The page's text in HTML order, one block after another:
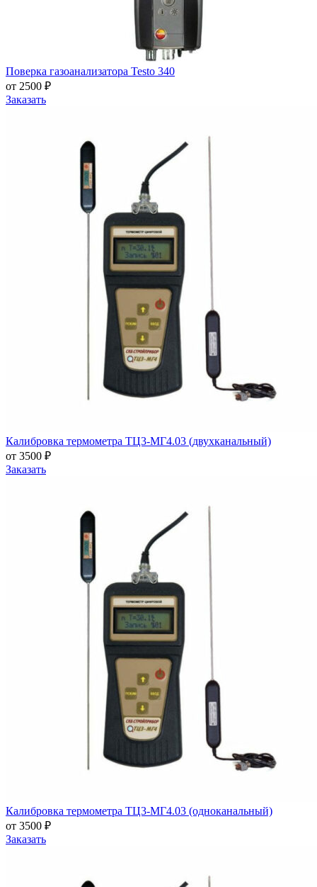
Поверка газоанализатора Testo 340
от 2500 ₽
Заказать
Калибровка термометра ТЦ3-МГ4.03 (двухканальный)
от 3500 ₽
Заказать
Калибровка термометра ТЦ3-МГ4.03 (одноканальный)
от 3500 ₽
Заказать